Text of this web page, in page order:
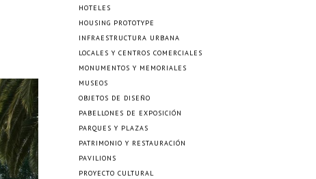
HOTELES
HOUSING PROTOTYPE
INFRAESTRUCTURA URBANA
LOCALES Y CENTROS COMERCIALES
MONUMENTOS Y MEMORIALES
MUSEOS
OBJETOS DE DISEÑO
PABELLONES DE EXPOSICIÓN
PARQUES Y PLAZAS
PATRIMONIO Y RESTAURACIÓN
PAVILIONS
PROYECTO CULTURAL